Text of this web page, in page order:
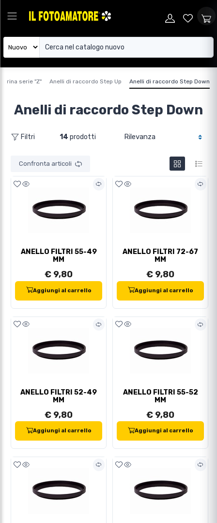
serie "Z" Anelli di raccordo Step Up Anelli di raccordo Step Down
Anelli di raccordo Step Down
Filtri 14 prodotti
Confronta articoli
ANELLO FILTRI 55-49
MM
€ 9,80
Aggiungi al carrello
ANELLO FILTRI 72-67
MM
€ 9,80
Aggiungi al carrello
ANELLO FILTRI 52-49
MM
€ 9,80
Aggiungi al carrello
ANELLO FILTRI 55-52
MM
€ 9,80
Aggiungi al carrello